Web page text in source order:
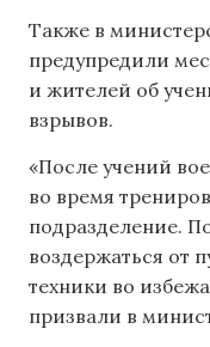
Также в
предупредили
и жителей об
взрывов.
«После учений
во время
подразделение.
воздержаться от
техники во
призвали в